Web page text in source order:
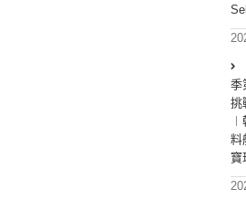
季
挑
料
寶